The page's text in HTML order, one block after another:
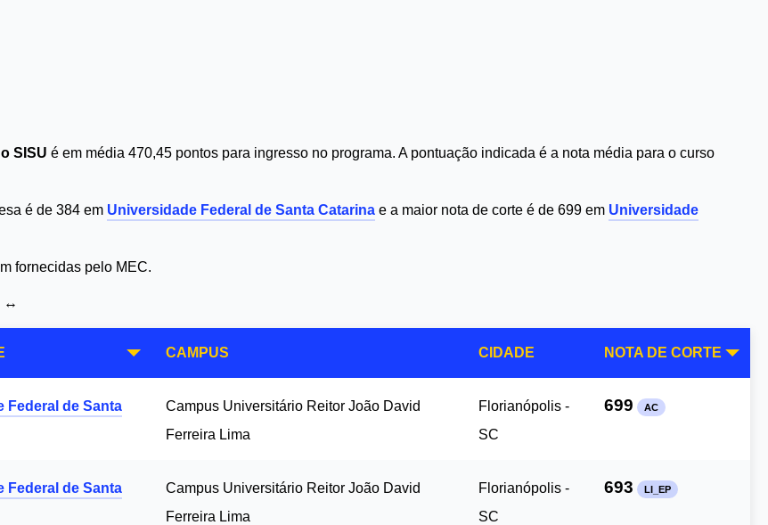
SISU é em média 470,45 pontos para ingresso no programa. A pontuação indicada é a nota média para o curso
é de 384 em Universidade Federal de Santa Catarina e a maior nota de corte é de 699 em Universidade
fornecidas pelo MEC.
↔
CAMPUS CIDADE NOTA DE CORTE
Federal de Santa
Campus Universitário Reitor João David
Ferreira Lima
Florianópolis -
SC
699 AC
Federal de Santa
Campus Universitário Reitor João David
Ferreira Lima
Florianópolis -
SC
693 LI_EP